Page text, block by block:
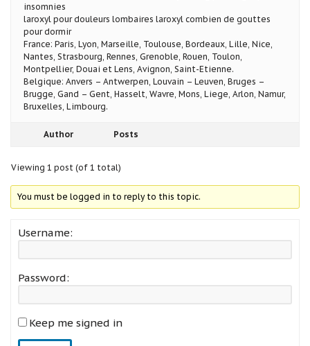
insomnies
laroxyl pour douleurs lombaires laroxyl combien de gouttes
pour dormir
France: Paris, Lyon, Marseille, Toulouse, Bordeaux, Lille, Nice,
Nantes, Strasbourg, Rennes, Grenoble, Rouen, Toulon,
Montpellier, Douai et Lens, Avignon, Saint-Etienne.
Belgique: Anvers – Antwerpen, Louvain – Leuven, Bruges –
Brugge, Gand – Gent, Hasselt, Wavre, Mons, Liege, Arlon, Namur,
Bruxelles, Limbourg.
Author Posts
Viewing 1 post (of 1 total)
You must be logged in to reply to this topic.
Username:
Password:
Keep me signed in